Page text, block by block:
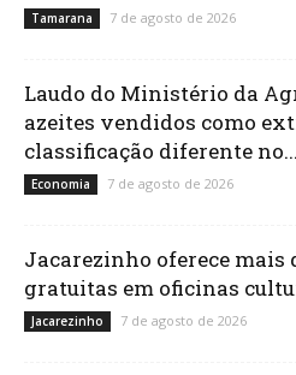
Tamarana 7 de agosto de 2026
Laudo do Ministério da
azeites vendidos como
classificação diferente no...
Economia 7 de agosto de 2026
Jacarezinho oferece mais
gratuitas em oficinas
Jacarezinho 7 de agosto de 2026